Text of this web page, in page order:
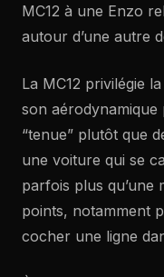
MC12 à une Enzo
autour d’une autre
La MC12 privilégie
son aérodynamique
“tenue” plutôt que
une voiture qui se
parfois plus qu’une
points, notamment
cocher une ligne